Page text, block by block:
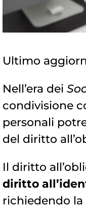
Ultimo
Nell’era dei
condivisione
personali
del diritto
Il diritto
diritto
richiedendo